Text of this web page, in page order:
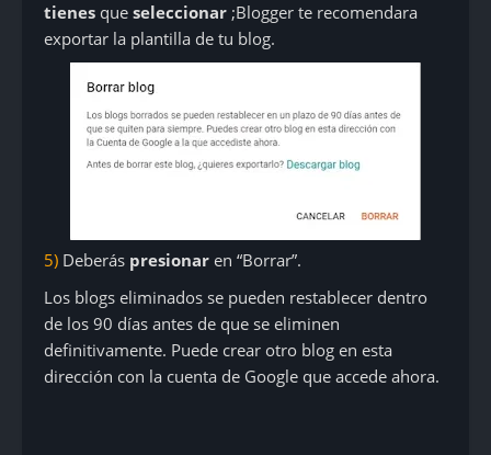
tienes que seleccionar ;Blogger te recomendara
exportar la plantilla de tu blog.
5) Deberás presionar en “Borrar”.
Los blogs eliminados se pueden restablecer dentro
de los 90 días antes de que se eliminen
definitivamente. Puede crear otro blog en esta
dirección con la cuenta de Google que accede ahora.